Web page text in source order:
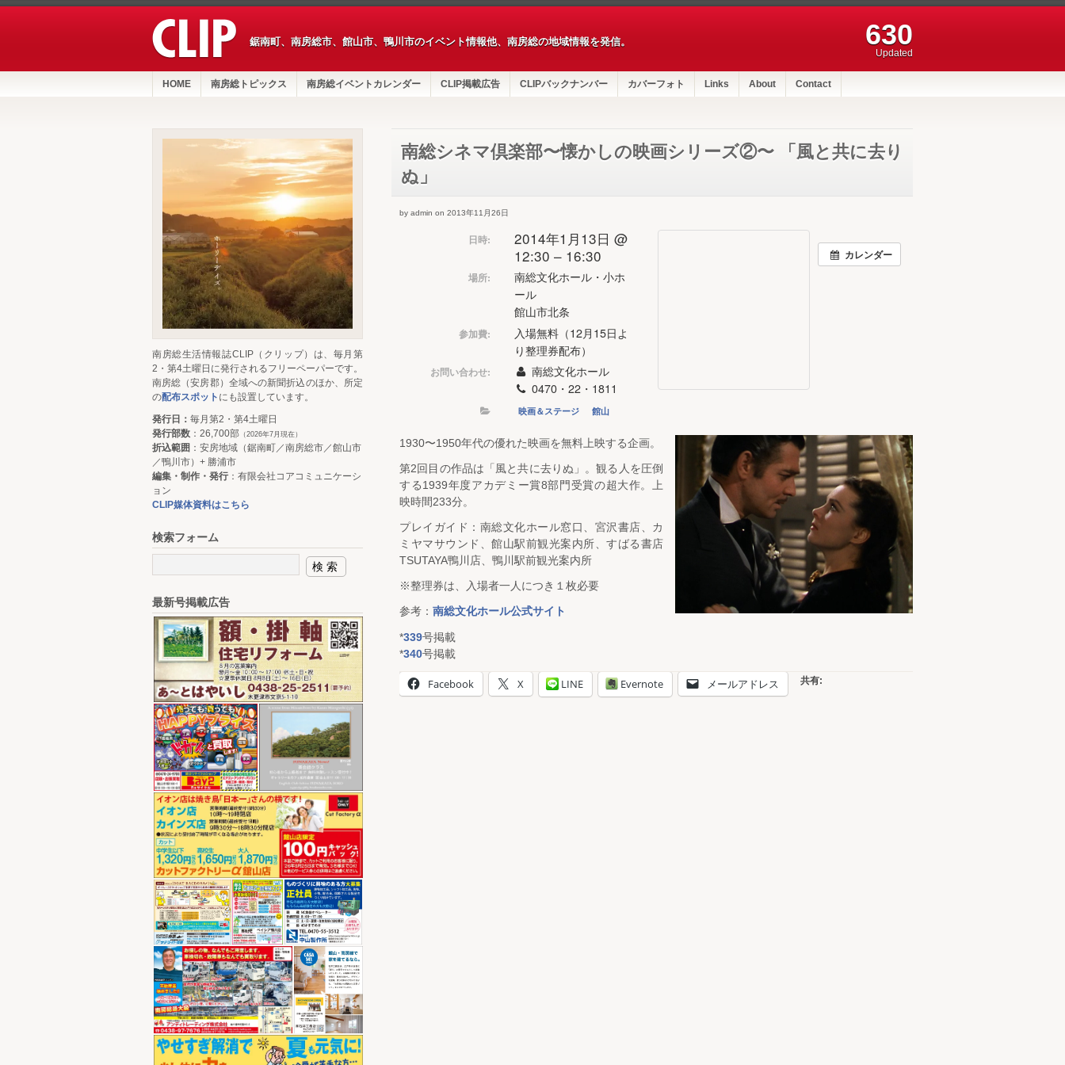
鋸南町、南房総市、館山市、鴨川市のイベント情報他、南房総の地域情報を発信。 630
Updated
HOME 南房総トピックス 南房総イベントカレンダー CLIP掲載広告 CLIPバックナンバー カバーフォト Links About Contact
南総シネマ倶楽部〜懐かしの映画シリーズ②〜 「風と共に去り
ぬ」
by admin on 2013年11月26日
カレンダー
日時:
2014年1月13日 @
12:30 – 16:30
場所:
南総文化ホール・小ホ
ール
館山市北条
参加費:
入場無料（12月15日よ
り整理券配布）
お問い合わせ:
南総文化ホール
0470・22・1811
映画＆ステージ 館山
1930〜1950年代の優れた映画を無料上映する企画。
第2回目の作品は「風と共に去りぬ」。観る人を圧倒
する1939年度アカデミー賞8部門受賞の超大作。上
映時間233分。
プレイガイド：南総文化ホール窓口、宮沢書店、カ
ミヤマサウンド、館山駅前観光案内所、すばる書店
TSUTAYA鴨川店、鴨川駅前観光案内所
※整理券は、入場者一人につき１枚必要
参考： 南総文化ホール公式サイト
*339号掲載
*340号掲載
共有:
Facebook X LINE Evernote メールアドレス
南房総生活情報誌CLIP（クリップ）は、毎月第
2・第4土曜日に発行されるフリーペーパーです。
南房総（安房郡）全域への新聞折込のほか、所定
の配布スポット にも設置しています。
発行日： 毎月第2・第4土曜日
発行部数 ：26,700部 （2026年7月現在）
折込範囲 ：安房地域（鋸南町／南房総市／館山市
／鴨川市）+ 勝浦市
編集・制作・発行：有限会社コアコミュニケーシ
ョン
CLIP媒体資料はこちら
検索フォーム
最新号掲載広告